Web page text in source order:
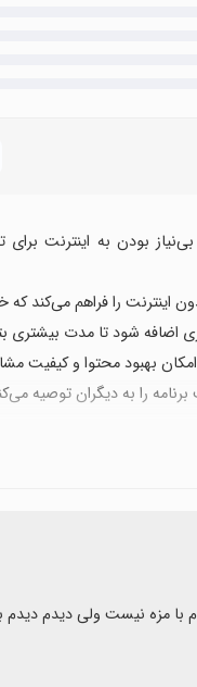
بودن به اینترنت
اینترنت را فراهم می‌کند که
شود تا مدت بیشتری
بهبود محتوا و کیفیت
را به دیگران توصیه
مزه نیست ولی دیدم دیدم